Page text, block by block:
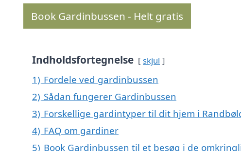
Book Gardinbussen - Helt gratis
Indholdsfortegnelse skjul
1) Fordele ved gardinbussen
2) Sådan fungerer Gardinbussen
3) Forskellige gardintyper til dit hjem i
4) FAQ om gardiner
5) Book Gardinbussen til et besøg i de